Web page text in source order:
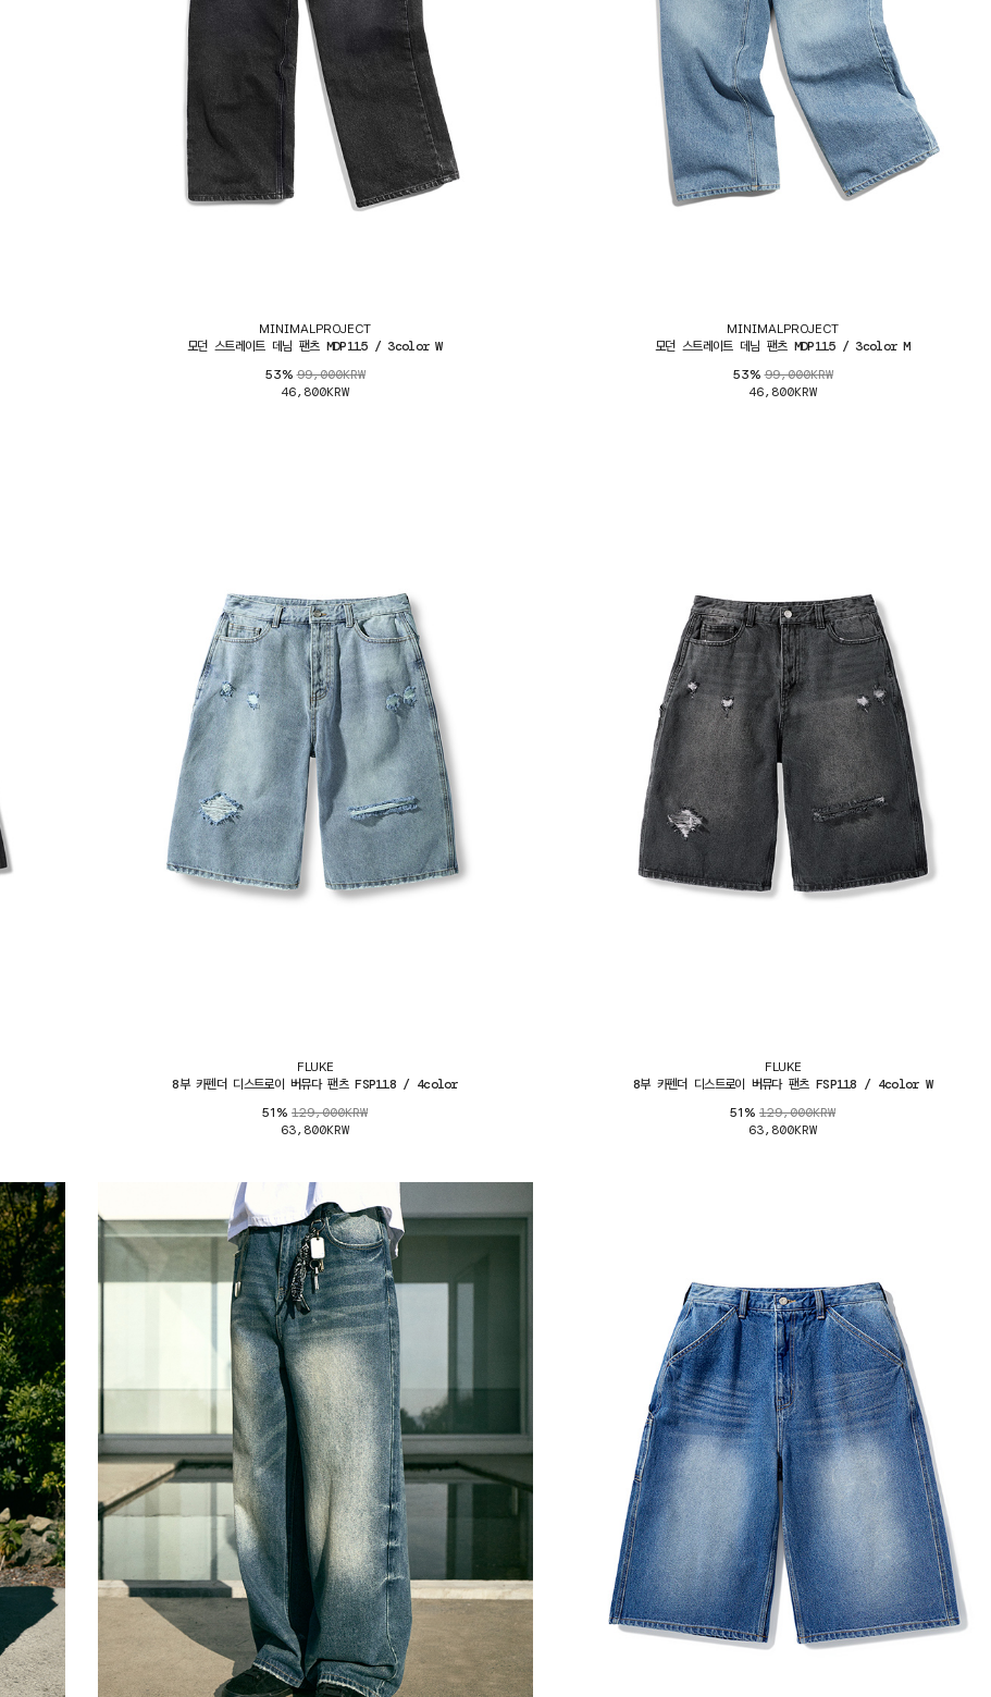
MINIMALPROJECT
모던 스트레이트 데님 팬츠 MDP115 / 3color W
53%99,000KRW
46,800KRW
MINIMALPROJECT
모던 스트레이트 데님 팬츠 MDP115 / 3color M
53%99,000KRW
46,800KRW
FLUKE
8부 카펜더 디스트로이 버뮤다 팬츠 FSP118 / 4color
51% 129,000KRW
63,800KRW
FLUKE
8부 카펜더 디스트로이 버뮤다 팬츠 FSP118 / 4color W
51% 129,000KRW
63,800KRW